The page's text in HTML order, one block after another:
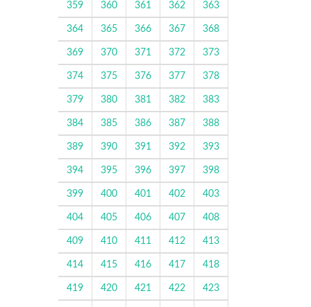
359 360 361 362 363
364 365 366 367 368
369 370 371 372 373
374 375 376 377 378
379 380 381 382 383
384 385 386 387 388
389 390 391 392 393
394 395 396 397 398
399 400 401 402 403
404 405 406 407 408
409 410 411 412 413
414 415 416 417 418
419 420 421 422 423